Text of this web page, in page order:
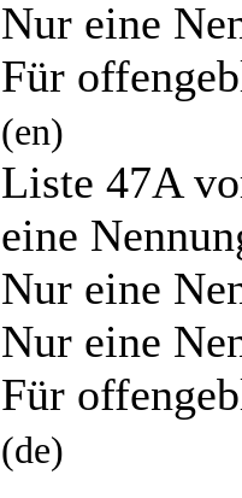
Nur eine
Für
(en)
Liste 47A
eine
Nur eine
Nur eine
Für
(de)